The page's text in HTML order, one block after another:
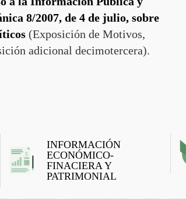
8/2007, de 4 de julio, sobre
(Exposición de Motivos,
adicional decimotercera).
INFORMACIÓN
ECONÓMICO-
FINACIERA Y
PATRIMONIAL